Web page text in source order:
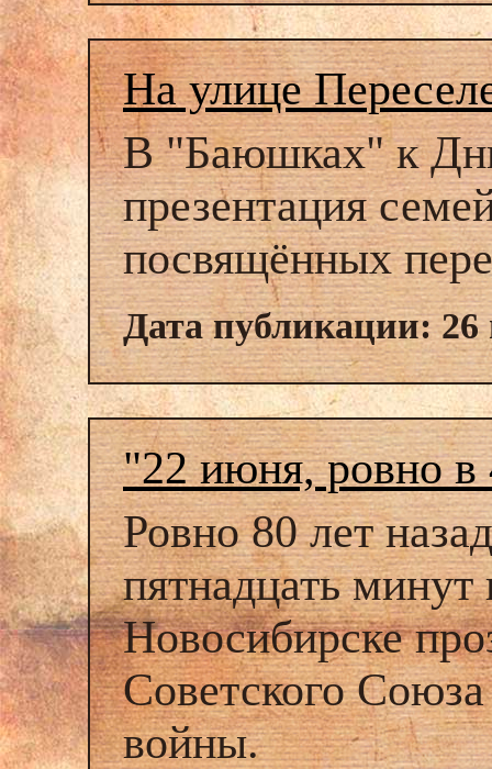
На улице
В "Баюшках" к
презентация
посвящённых
Дата публикации:
"22 июня, ровно в
Ровно 80 лет
пятнадцать
Новосибирске
Советского
войны.